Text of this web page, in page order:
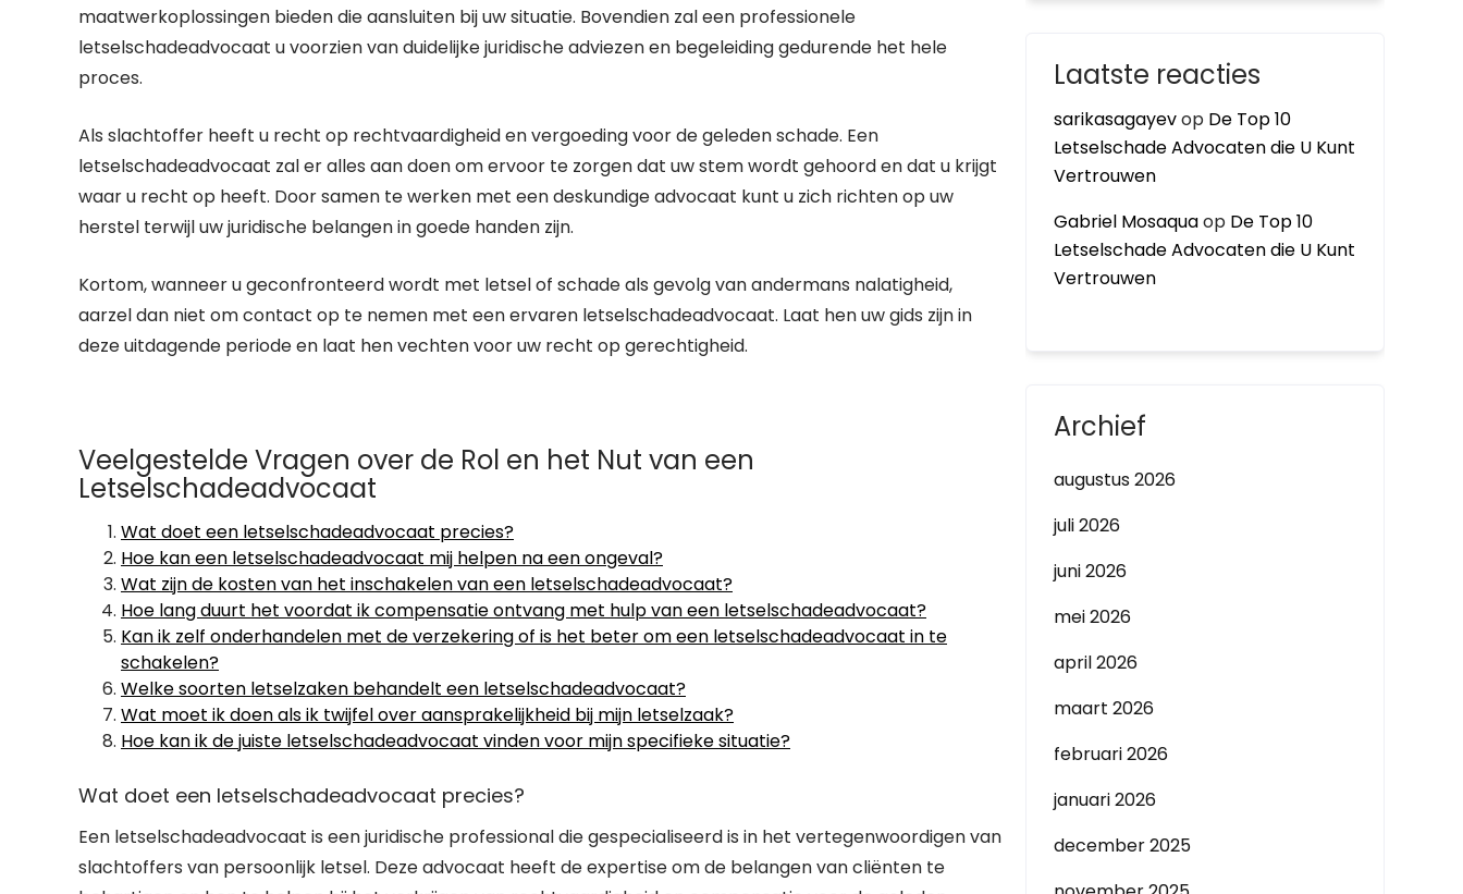
maatwerkoplossingen bieden die aansluiten bij uw situatie. Bovendien zal een professionele
letselschadeadvocaat u voorzien van duidelijke juridische adviezen en begeleiding gedurende het hele
proces.
Als slachtoffer heeft u recht op rechtvaardigheid en vergoeding voor de geleden schade. Een
letselschadeadvocaat zal er alles aan doen om ervoor te zorgen dat uw stem wordt gehoord en dat u krijgt
waar u recht op heeft. Door samen te werken met een deskundige advocaat kunt u zich richten op uw
herstel terwijl uw juridische belangen in goede handen zijn.
Kortom, wanneer u geconfronteerd wordt met letsel of schade als gevolg van andermans nalatigheid,
aarzel dan niet om contact op te nemen met een ervaren letselschadeadvocaat. Laat hen uw gids zijn in
deze uitdagende periode en laat hen vechten voor uw recht op gerechtigheid.
Veelgestelde Vragen over de Rol en het Nut van een
Letselschadeadvocaat
Wat doet een letselschadeadvocaat precies?
Hoe kan een letselschadeadvocaat mij helpen na een ongeval?
Wat zijn de kosten van het inschakelen van een letselschadeadvocaat?
Hoe lang duurt het voordat ik compensatie ontvang met hulp van een letselschadeadvocaat?
Kan ik zelf onderhandelen met de verzekering of is het beter om een letselschadeadvocaat in te
schakelen?
Welke soorten letselzaken behandelt een letselschadeadvocaat?
Wat moet ik doen als ik twijfel over aansprakelijkheid bij mijn letselzaak?
Hoe kan ik de juiste letselschadeadvocaat vinden voor mijn specifieke situatie?
Wat doet een letselschadeadvocaat precies?
Een letselschadeadvocaat is een juridische professional die gespecialiseerd is in het vertegenwoordigen van
slachtoffers van persoonlijk letsel. Deze advocaat heeft de expertise om de belangen van cliënten te
Laatste reacties
sarikasagayevop De Top 10
Letselschade Advocaten die U Kunt
Vertrouwen
Gabriel Mosaquaop De Top 10
Letselschade Advocaten die U Kunt
Vertrouwen
Archief
augustus 2026
juli 2026
juni 2026
mei 2026
april 2026
maart 2026
februari 2026
januari 2026
december 2025